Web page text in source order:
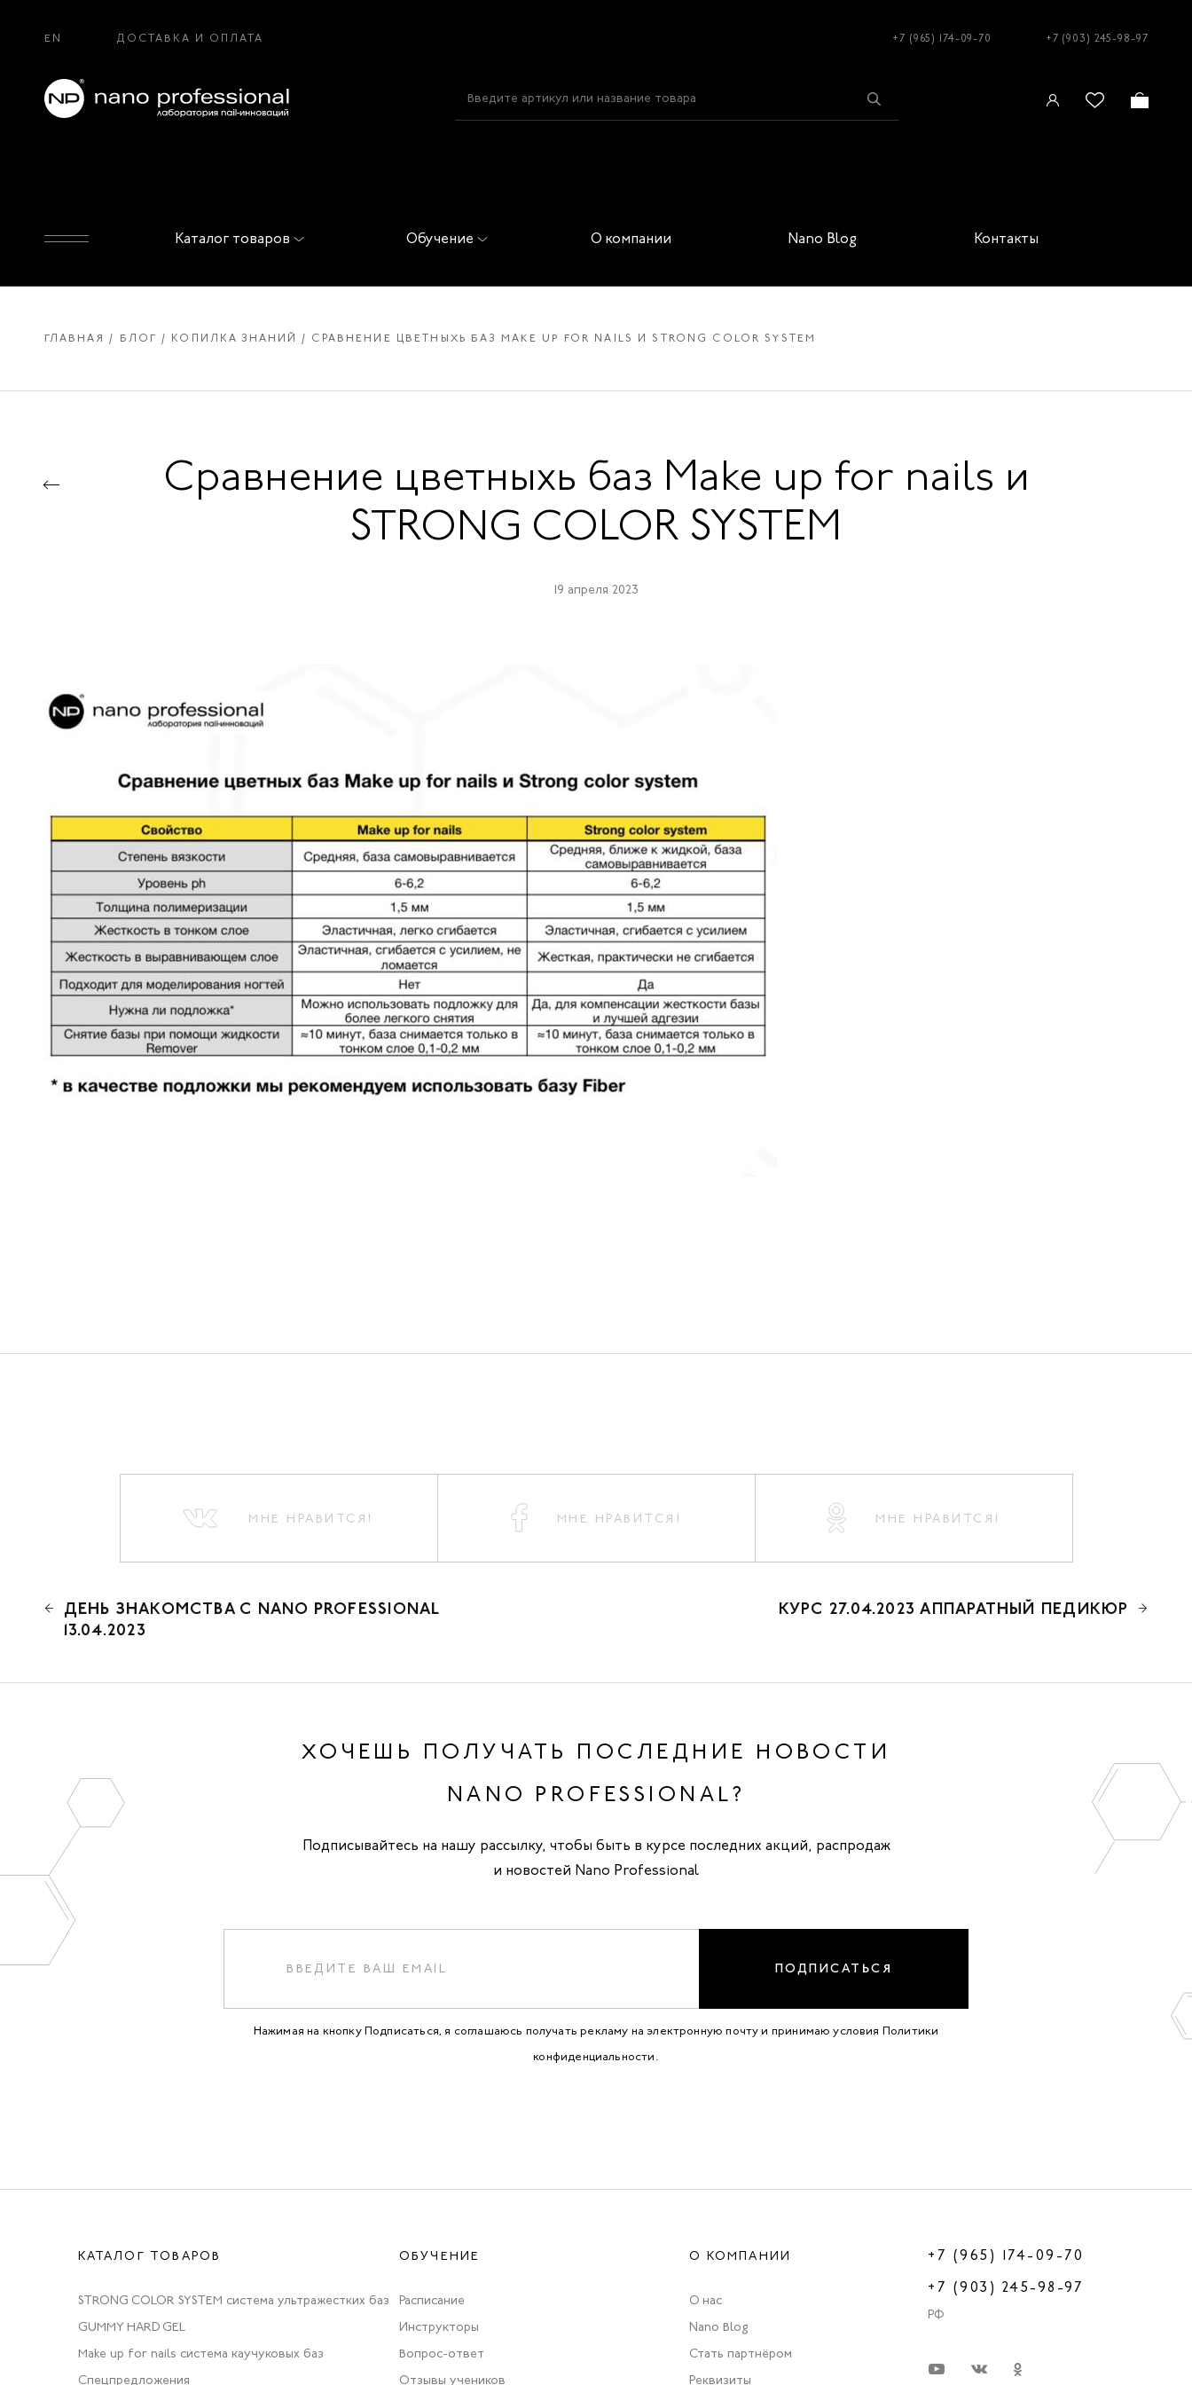
EN ДОСТАВКА И ОПЛАТА +7 (965) 174-09-70 +7 (903) 245-98-97
Каталог товаров Обучение О компании Nano Blog Контакты
ГЛАВНАЯ БЛОГ КОПИЛКА ЗНАНИЙ СРАВНЕНИЕ ЦВЕТНЫХЬ БАЗ MAKE UP FOR NAILS И STRONG COLOR SYSTEM
Сравнение цветныхь баз Make up for nails и
STRONG COLOR SYSTEM
19 апреля 2023
МНЕ НРАВИТСЯ! МНЕ НРАВИТСЯ! МНЕ НРАВИТСЯ!
ДЕНЬ ЗНАКОМСТВА С NANO PROFESSIONAL
13.04.2023
КУРС 27.04.2023 АППАРАТНЫЙ ПЕДИКЮР
ХОЧЕШЬ ПОЛУЧАТЬ ПОСЛЕДНИЕ НОВОСТИ
NANO PROFESSIONAL?
Подписывайтесь на нашу рассылку, чтобы быть в курсе последних акций, распродаж
и новостей Nano Professional
ПОДПИСАТЬСЯ
Нажимая на кнопку Подписаться, я соглашаюсь получать рекламу на электронную почту и принимаю условия Политики
конфиденциальности.
КАТАЛОГ ТОВАРОВ
STRONG COLOR SYSTEM система ультражестких баз
GUMMY HARD GEL
Make up for nails система каучуковых баз
Спецпредложения
ОБУЧЕНИЕ
Расписание
Инструкторы
Вопрос-ответ
Отзывы учеников
О КОМПАНИИ
О нас
Nano Blog
Стать партнёром
Реквизиты
+7 (965) 174-09-70
+7 (903) 245-98-97
РФ